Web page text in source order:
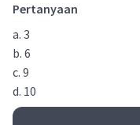
Pertanyaan
a. 3
b. 6
c. 9
d. 10